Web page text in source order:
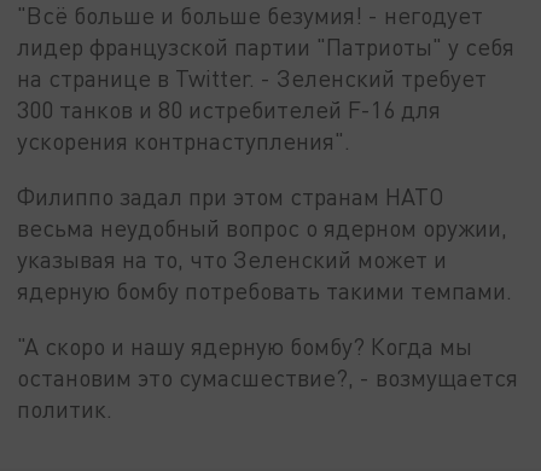
"Всё больше и больше безумия! - негодует
лидер французской партии "Патриоты" у себя
на странице в Twitter. - Зеленский требует
300 танков и 80 истребителей F-16 для
ускорения контрнаступления".
Филиппо задал при этом странам НАТО
весьма неудобный вопрос о ядерном оружии,
указывая на то, что Зеленский может и
ядерную бомбу потребовать такими темпами.
"А скоро и нашу ядерную бомбу? Когда мы
остановим это сумасшествие?, - возмущается
политик.